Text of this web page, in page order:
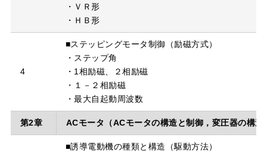
・ＶＲ形
・ＨＢ形
4
■ステッピングモータ制御（励磁方式）
・ステップ角
・1相励磁、２相励磁
・１－２相励磁
・最大自起動周波数
第2章 ACモータ（ACモータの構造と制御，変圧器の構造
■誘導電動機の種類と構造（駆動方法）